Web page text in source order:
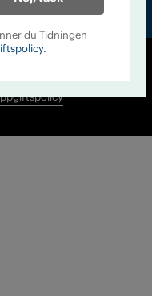
du Tidningen